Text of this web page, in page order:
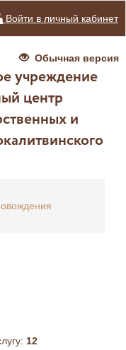
Войти в личный кабинет
Обычная версия
учреждение
центр
и
12